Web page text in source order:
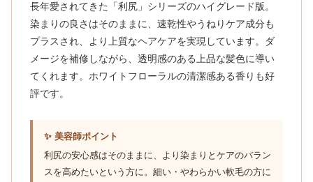
長年愛されてきた「利尻」シリーズのハイグレード版。
染まりの良さはそのままに、速乾性やうねりケア成分も
プラスされ、より上質なヘアケアを実現しています。ダ
メージを補修しながら、透明感のある上品な髪色に導い
てくれます。ホワイトフローラルの清潔感ある香りも好
評です。
✨ 美容師ポイント
利尻の安心感はそのままに、より染まりとケアのバラン
スを高めたいという方に。細い・やわらかい軟毛の方に